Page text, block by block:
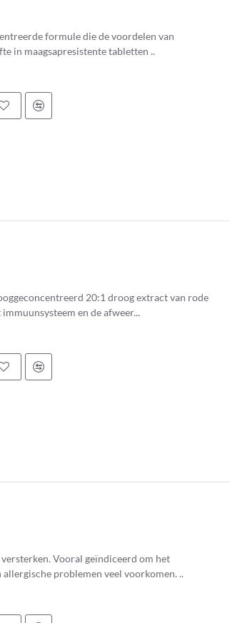
formule die de voordelen van
in maagsapresistente tabletten ..
20:1 droog extract van rode
en de afweer...
Vooral geïndiceerd om het
problemen veel voorkomen. ..